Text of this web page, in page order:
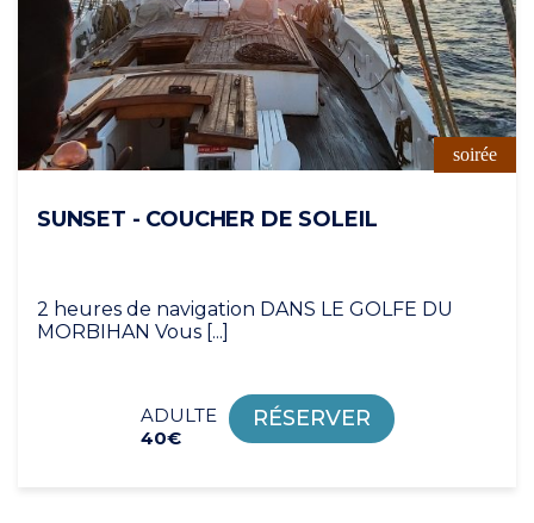
soirée
SUNSET - COUCHER DE SOLEIL
2 heures de navigation DANS LE GOLFE DU
MORBIHAN Vous [...]
ADULTE
40€
RÉSERVER